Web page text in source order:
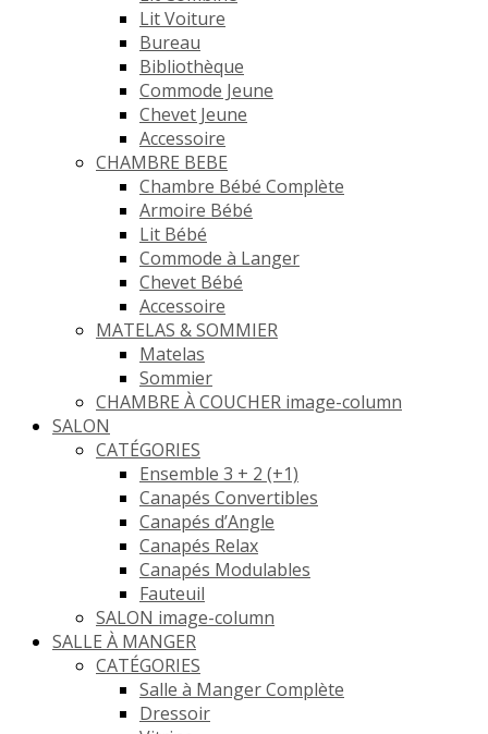
Lit Voiture
Bureau
Bibliothèque
Commode Jeune
Chevet Jeune
Accessoire
CHAMBRE BEBE
Chambre Bébé Complète
Armoire Bébé
Lit Bébé
Commode à Langer
Chevet Bébé
Accessoire
MATELAS & SOMMIER
Matelas
Sommier
CHAMBRE À COUCHER image-column
SALON
CATÉGORIES
Ensemble 3 + 2 (+1)
Canapés Convertibles
Canapés d’Angle
Canapés Relax
Canapés Modulables
Fauteuil
SALON image-column
SALLE À MANGER
CATÉGORIES
Salle à Manger Complète
Dressoir